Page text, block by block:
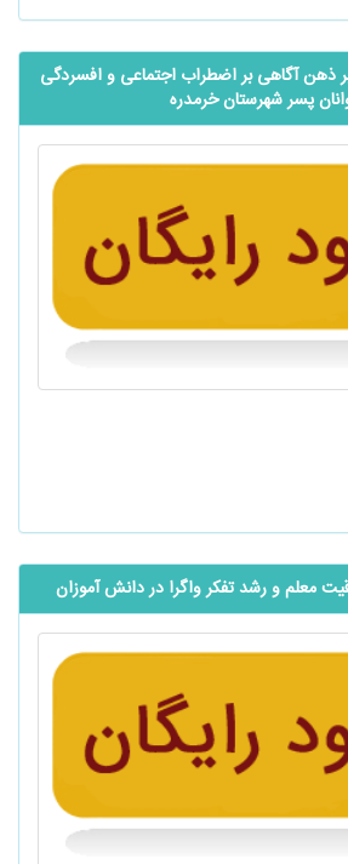
‌ذهن آگاهی بر اضطراب اجتماعی و افسردگی
پسر شهرستان خرمدره
معلم و رشد تفکر واگرا در دانش آموزان